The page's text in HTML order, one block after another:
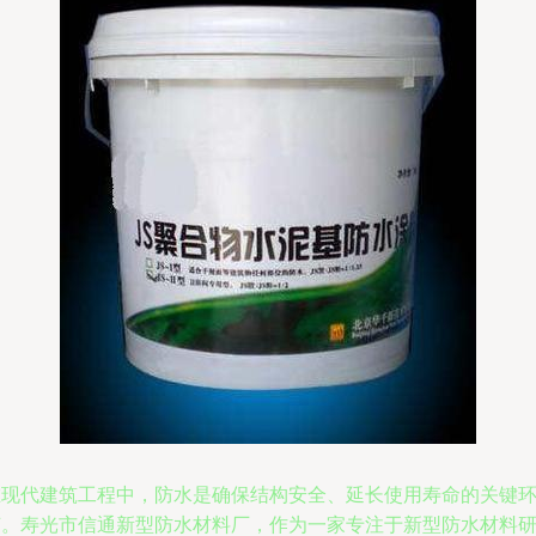
代建筑工程中，防水是确保结构安全、延长使用寿命的关键环
寿光市信通新型防水材料厂，作为一家专注于新型防水材料研